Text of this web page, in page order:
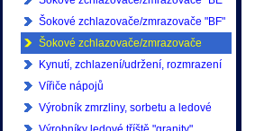
Šokové zchlazovače/zmrazovače "BF"
Coldline
Šokové zchlazovače/zmrazovače
Vision Coldline
Kynutí, zchlazení/udržení, rozmrazení
Coldline
Vířiče nápojů
Výrobník zmrzliny, sorbetu a ledové